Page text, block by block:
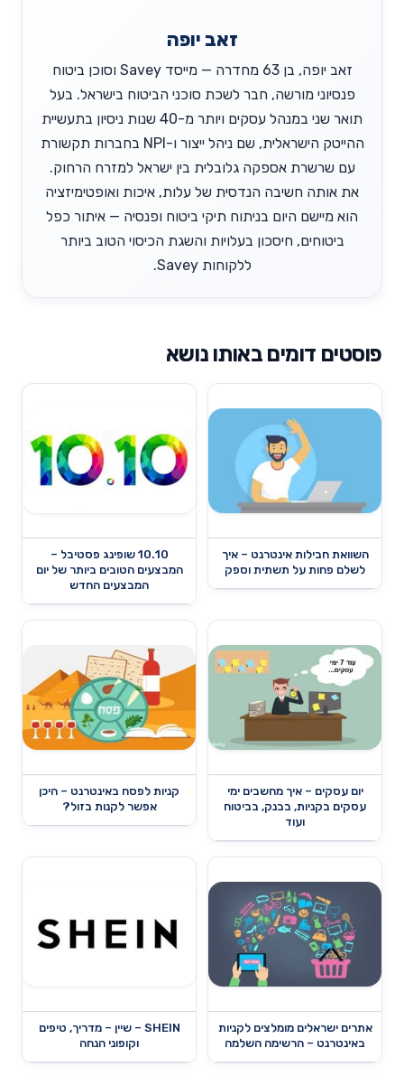
זאב יופה
זאב יופה, בן 63 מחדרה — מייסד Savey וסוכן ביטוח
פנסיוני מורשה, חבר לשכת סוכני הביטוח בישראל. בעל
תואר שני במנהל עסקים ויותר מ-40 שנות ניסיון בתעשיית
ההייטק הישראלית, שם ניהל ייצור ו-NPI בחברות תקשורת
עם שרשרת אספקה גלובלית בין ישראל למזרח הרחוק.
את אותה חשיבה הנדסית של עלות, איכות ואופטימיזציה
הוא מיישם היום בניתוח תיקי ביטוח ופנסיה — איתור כפל
ביטוחים, חיסכון בעלויות והשגת הכיסוי הטוב ביותר
ללקוחות Savey.
פוסטים דומים באותו נושא
השוואת חבילות אינטרנט – איך
לשלם פחות על תשתית וספק
10.10 שופינג פסטיבל –
המבצעים הטובים ביותר של יום
המבצעים החדש
יום עסקים – איך מחשבים ימי
עסקים בקניות, בבנק, בביטוח
ועוד
קניות לפסח באינטרנט – היכן
אפשר לקנות בזול?
אתרים ישראלים מומלצים לקניות
באינטרנט – הרשימה השלמה
SHEIN – שיין – מדריך, טיפים
וקופוני הנחה